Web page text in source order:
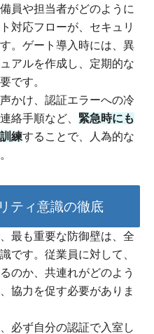
員や担当者がどのように
対応フローが、セキュリ
。ゲート導入時には、異
アルを作成し、定期的な
です。
かけ、認証エラーへの冷
絡手順など、 緊急時にも
練することで、人為的な
ティ意識の徹底
最も重要な防御壁は、全
です。従業員に対して、
のか、共連れがどのよう
協力を促す必要がありま
必ず自分の認証で入室し